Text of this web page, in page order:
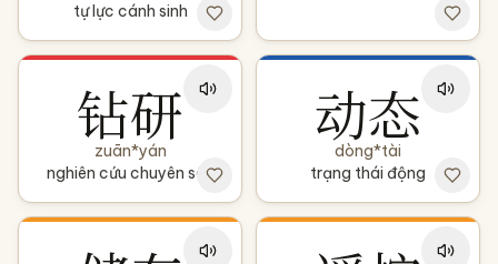
tự lực cánh sinh
钻研
zuān*yán
nghiên cứu chuyên sâu
动态
dòng*tài
trạng thái động